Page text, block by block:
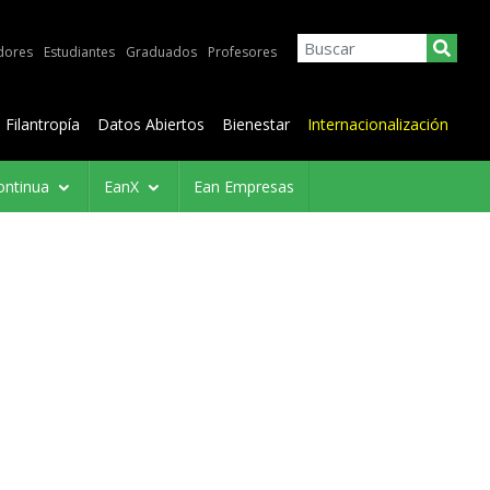
Estudiantes Graduados Profesores
Filantropía Datos Abiertos Bienestar Internacionalización
EanX Ean Empresas